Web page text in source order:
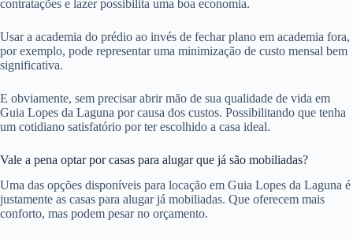
contratações e lazer possibilita uma boa economia.
Usar a academia do prédio ao invés de fechar plano em academia fora,
por exemplo, pode representar uma minimização de custo mensal bem
significativa.
E obviamente, sem precisar abrir mão de sua qualidade de vida em
Guia Lopes da Laguna por causa dos custos. Possibilitando que tenha
um cotidiano satisfatório por ter escolhido a casa ideal.
Vale a pena optar por casas para alugar que já são mobiliadas?
Uma das opções disponíveis para locação em Guia Lopes da Laguna é
justamente as casas para alugar já mobiliadas. Que oferecem mais
conforto, mas podem pesar no orçamento.